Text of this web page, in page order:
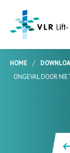
HOME /
ONGEVAL DOOR